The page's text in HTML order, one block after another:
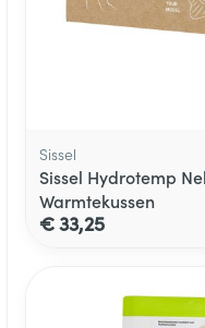
Sissel
Sissel Hydrotemp
Warmtekussen
€ 33,25